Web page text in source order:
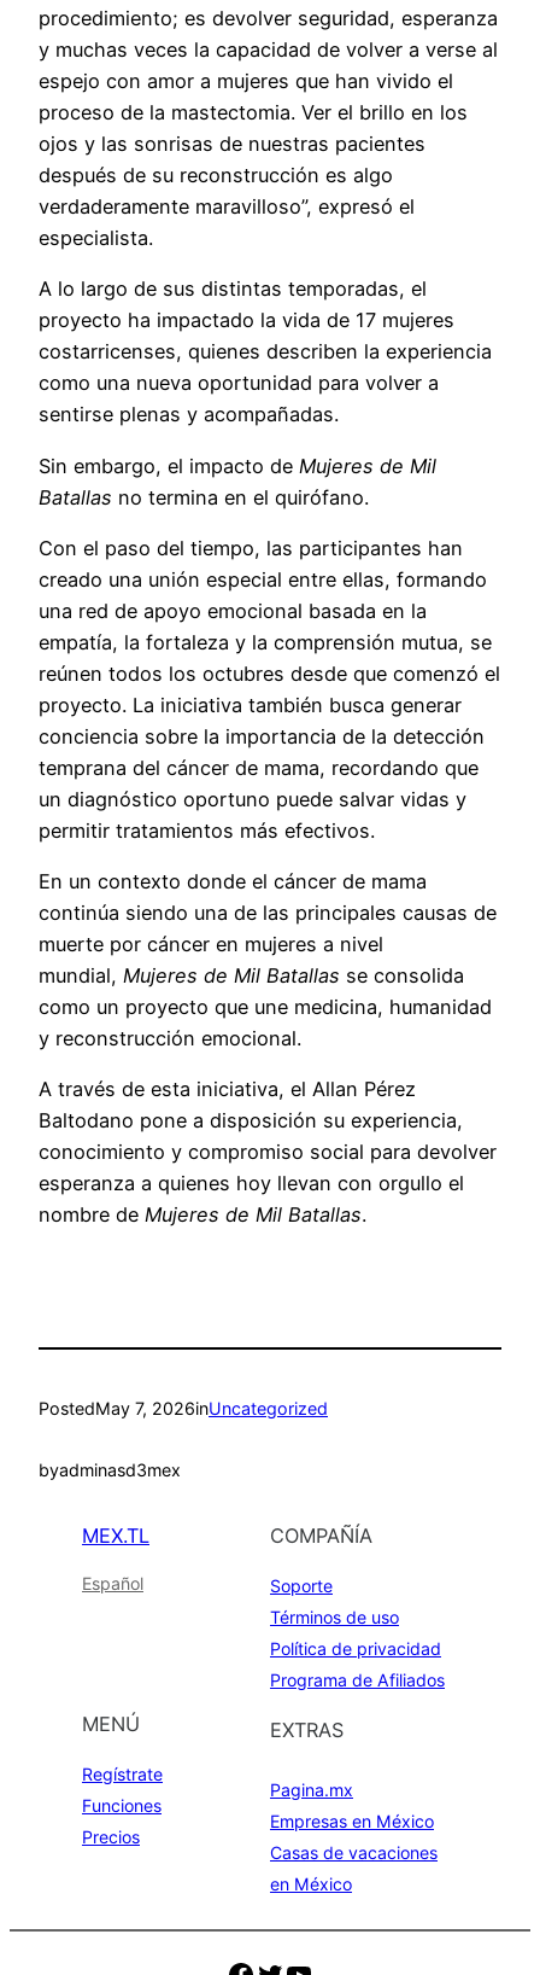
procedimiento; es devolver seguridad, esperanza
y muchas veces la capacidad de volver a verse al
espejo con amor a mujeres que han vivido el
proceso de la mastectomia. Ver el brillo en los
ojos y las sonrisas de nuestras pacientes
después de su reconstrucción es algo
verdaderamente maravilloso”, expresó el
especialista.
A lo largo de sus distintas temporadas, el
proyecto ha impactado la vida de 17 mujeres
costarricenses, quienes describen la experiencia
como una nueva oportunidad para volver a
sentirse plenas y acompañadas.
Sin embargo, el impacto de Mujeres de Mil
Batallas no termina en el quirófano.
Con el paso del tiempo, las participantes han
creado una unión especial entre ellas, formando
una red de apoyo emocional basada en la
empatía, la fortaleza y la comprensión mutua, se
reúnen todos los octubres desde que comenzó el
proyecto. La iniciativa también busca generar
conciencia sobre la importancia de la detección
temprana del cáncer de mama, recordando que
un diagnóstico oportuno puede salvar vidas y
permitir tratamientos más efectivos.
En un contexto donde el cáncer de mama
continúa siendo una de las principales causas de
muerte por cáncer en mujeres a nivel
mundial, Mujeres de Mil Batallas se consolida
como un proyecto que une medicina, humanidad
y reconstrucción emocional.
A través de esta iniciativa, el Allan Pérez
Baltodano pone a disposición su experiencia,
conocimiento y compromiso social para devolver
esperanza a quienes hoy llevan con orgullo el
nombre de Mujeres de Mil Batallas.
PostedMay 7, 2026inUncategorized
byadminasd3mex
MEX.TL
Español
MENÚ
Regístrate
Funciones
Precios
COMPAÑÍA
Soporte
Términos de uso
Política de privacidad
Programa de Afiliados
EXTRAS
Pagina.mx
Empresas en México
Casas de vacaciones
en México